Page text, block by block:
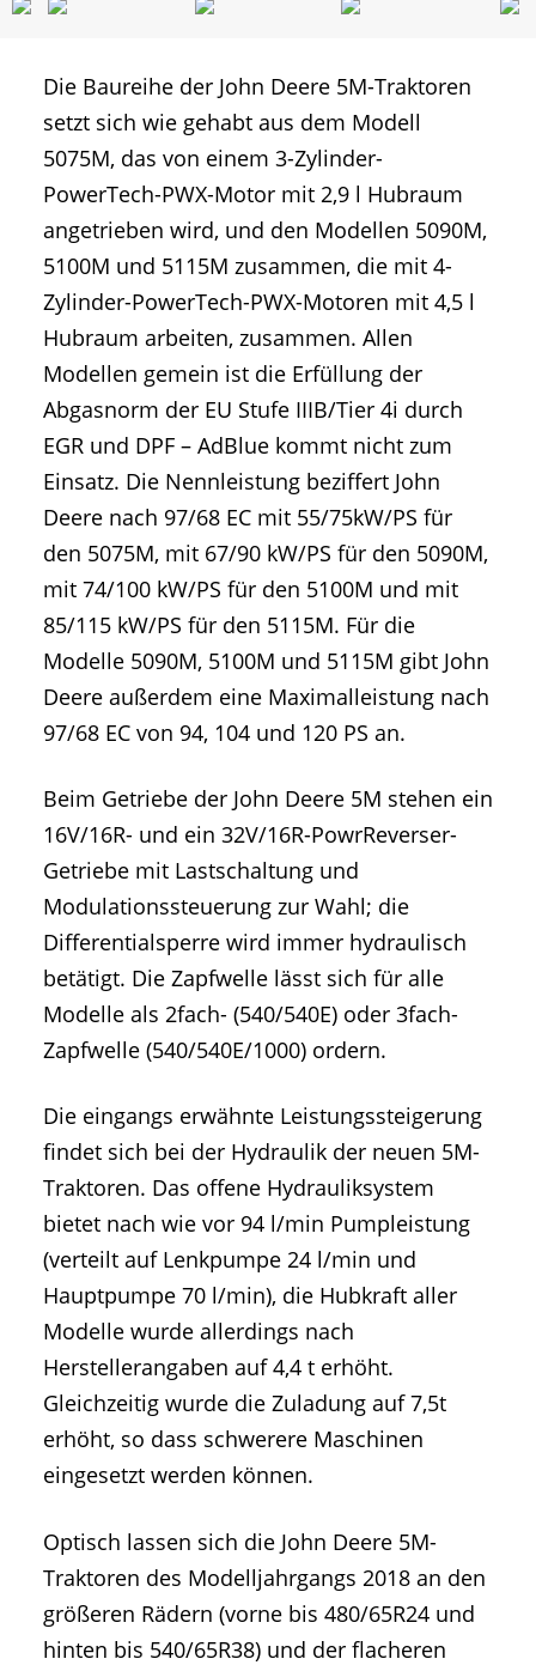
Die Baureihe der John Deere 5M-Traktoren
setzt sich wie gehabt aus dem Modell
5075M, das von einem 3-Zylinder-
PowerTech-PWX-Motor mit 2,9 l Hubraum
angetrieben wird, und den Modellen 5090M,
5100M und 5115M zusammen, die mit 4-
Zylinder-PowerTech-PWX-Motoren mit 4,5 l
Hubraum arbeiten, zusammen. Allen
Modellen gemein ist die Erfüllung der
Abgasnorm der EU Stufe IIIB/Tier 4i durch
EGR und DPF – AdBlue kommt nicht zum
Einsatz. Die Nennleistung beziffert John
Deere nach 97/68 EC mit 55/75kW/PS für
den 5075M, mit 67/90 kW/PS für den 5090M,
mit 74/100 kW/PS für den 5100M und mit
85/115 kW/PS für den 5115M. Für die
Modelle 5090M, 5100M und 5115M gibt John
Deere außerdem eine Maximalleistung nach
97/68 EC von 94, 104 und 120 PS an.
Beim Getriebe der John Deere 5M stehen ein
16V/16R- und ein 32V/16R-PowrReverser-
Getriebe mit Lastschaltung und
Modulationssteuerung zur Wahl; die
Differentialsperre wird immer hydraulisch
betätigt. Die Zapfwelle lässt sich für alle
Modelle als 2fach- (540/540E) oder 3fach-
Zapfwelle (540/540E/1000) ordern.
Die eingangs erwähnte Leistungssteigerung
findet sich bei der Hydraulik der neuen 5M-
Traktoren. Das offene Hydrauliksystem
bietet nach wie vor 94 l/min Pumpleistung
(verteilt auf Lenkpumpe 24 l/min und
Hauptpumpe 70 l/min), die Hubkraft aller
Modelle wurde allerdings nach
Herstellerangaben auf 4,4 t erhöht.
Gleichzeitig wurde die Zuladung auf 7,5t
erhöht, so dass schwerere Maschinen
eingesetzt werden können.
Optisch lassen sich die John Deere 5M-
Traktoren des Modelljahrgangs 2018 an den
größeren Rädern (vorne bis 480/65R24 und
hinten bis 540/65R38) und der flacheren